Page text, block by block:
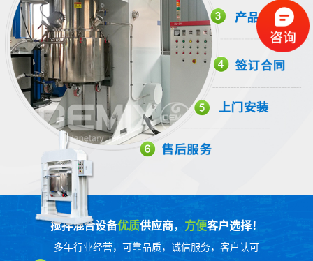
搅拌混合设备优质供应商， 方便客户选择！
多年行业经营，可靠品质，诚信服务，客户认可